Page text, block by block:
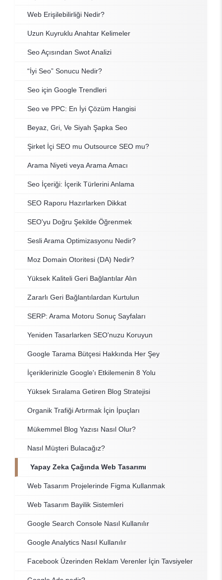
Web Erişilebilirliği Nedir?
Uzun Kuyruklu Anahtar Kelimeler
Seo Açısından Swot Analizi
“İyi Seo” Sonucu Nedir?
Seo için Google Trendleri
Seo ve PPC: En İyi Çözüm Hangisi
Beyaz, Gri, Ve Siyah Şapka Seo
Şirket İçi SEO mu Outsource SEO mu?
Arama Niyeti veya Arama Amacı
Seo İçeriği: İçerik Türlerini Anlama
SEO Raporu Hazırlarken Dikkat
SEO'yu Doğru Şekilde Öğrenmek
Sesli Arama Optimizasyonu Nedir?
Moz Domain Otoritesi (DA) Nedir?
Yüksek Kaliteli Geri Bağlantılar Alın
Zararlı Geri Bağlantılardan Kurtulun
SERP: Arama Motoru Sonuç Sayfaları
Yeniden Tasarlarken SEO'nuzu Koruyun
Google Tarama Bütçesi Hakkında Her Şey
İçeriklerinizle Google'ı Etkilemenin 8 Yolu
Yüksek Sıralama Getiren Blog Stratejisi
Organik Trafiği Artırmak İçin İpuçları
Mükemmel Blog Yazısı Nasıl Olur?
Nasıl Müşteri Bulacağız?
Yapay Zeka Çağında Web Tasarımı
Web Tasarım Projelerinde Figma Kullanmak
Web Tasarım Bayilik Sistemleri
Google Search Console Nasıl Kullanılır
Google Analytics Nasıl Kullanılır
Facebook Üzerinden Reklam Verenler İçin Tavsiyeler